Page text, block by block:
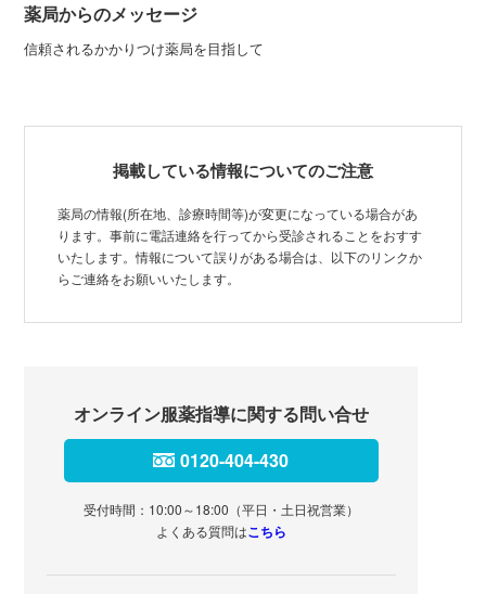
薬局からのメッセージ
信頼されるかかりつけ薬局を目指して
掲載している情報についてのご注意
薬局の情報(所在地、診療時間等)が変更になっている場合があ
ります。事前に電話連絡を行ってから受診されることをおすす
いたします。情報について誤りがある場合は、以下のリンクか
らご連絡をお願いいたします。
オンライン服薬指導に関する問い合せ
0120-404-430
受付時間：10:00～18:00（平日・土日祝営業）
よくある質問はこちら